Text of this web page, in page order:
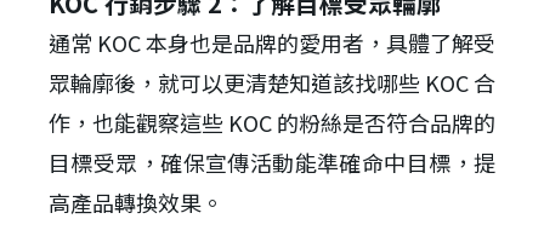
通常 KOC 本身也是品牌的愛用者，具體了解受
眾輪廓後，就可以更清楚知道該找哪些 KOC 合
作，也能觀察這些 KOC 的粉絲是否符合品牌的
目標受眾，確保宣傳活動能準確命中目標，提
高產品轉換效果。